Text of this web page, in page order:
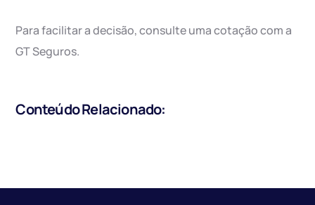
Para facilitar a decisão, consulte uma cotação com a
GT Seguros.
Conteúdo Relacionado: